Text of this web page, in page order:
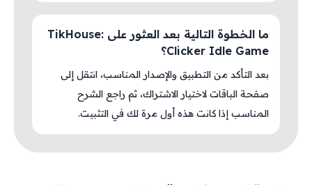
ما الخطوة التالية بعد العثور على TikHouse:
Clicker Idle Game؟
بعد التأكد من التطبيق والإصدار المناسب، انتقل إلى
صفحة الباقات لاختيار الاشتراك، ثم راجع الشرح
المناسب إذا كانت هذه أول مرة لك في التثبيت.